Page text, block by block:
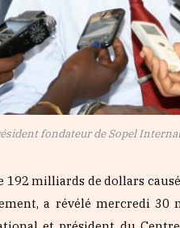
fondateur de Sopel
192 milliards de dollars
a révélé mercredi 30